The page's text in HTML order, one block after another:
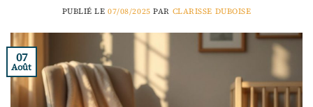
PUBLIÉ LE07/08/2025 PAR CLARISSE DUBOISE
07
Août